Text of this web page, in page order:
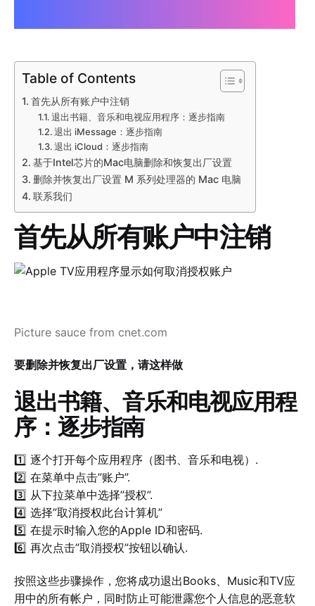
Table of Contents
首先从所有账户中注销
退出书籍、音乐和电视应用程序：逐步指南
退出 iMessage：逐步指南
退出 iCloud：逐步指南
基于Intel芯片的Mac电脑删除和恢复出厂设置
删除并恢复出厂设置 M 系列处理器的 Mac 电脑
联系我们
首先从所有账户中注销
Picture sauce from cnet.com
要删除并恢复出厂设置，请这样做
退出书籍、音乐和电视应用程
序：逐步指南
1️⃣ 逐个打开每个应用程序（图书、音乐和电视）.
2️⃣ 在菜单中点击”账户”.
3️⃣ 从下拉菜单中选择”授权”.
4️⃣ 选择”取消授权此台计算机”
5️⃣ 在提示时输入您的Apple ID和密码.
6️⃣ 再次点击”取消授权”按钮以确认.
按照这些步骤操作，您将成功退出Books、Music和TV应
用中的所有帐户，同时防止可能泄露您个人信息的恶意软